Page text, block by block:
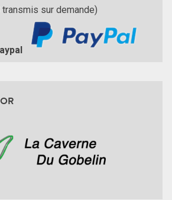
transmis sur demande)